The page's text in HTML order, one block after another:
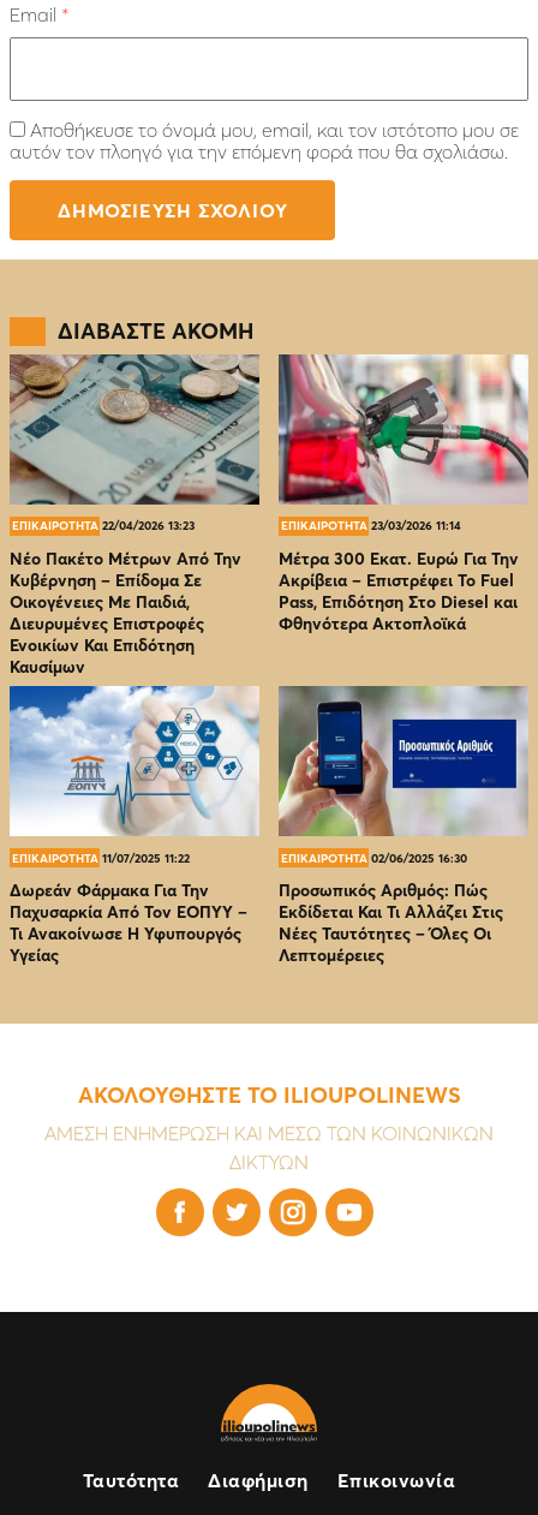
Email *
Αποθήκευσε το όνομά μου, email, και τον ιστότοπο μου σε
αυτόν τον πλοηγό για την επόμενη φορά που θα σχολιάσω.
ΔΙΑΒΑΣΤΕ ΑΚΟΜΗ
ΕΠΙΚΑΙΡΟΤΗΤΑ 22/04/2026 13:23
Νέο Πακέτο Μέτρων Από Την
Κυβέρνηση – Επίδομα Σε
Οικογένειες Με Παιδιά,
Διευρυμένες Επιστροφές
Ενοικίων Και Επιδότηση
Καυσίμων
ΕΠΙΚΑΙΡΟΤΗΤΑ 23/03/2026 11:14
Μέτρα 300 Εκατ. Ευρώ Για Την
Ακρίβεια – Επιστρέφει Το Fuel
Pass, Επιδότηση Στο Diesel και
Φθηνότερα Ακτοπλοϊκά
ΕΠΙΚΑΙΡΟΤΗΤΑ 11/07/2025 11:22
Δωρεάν Φάρμακα Για Την
Παχυσαρκία Από Τον EOΠΥΥ –
Τι Ανακοίνωσε Η Υφυπουργός
Υγείας
ΕΠΙΚΑΙΡΟΤΗΤΑ 02/06/2025 16:30
Προσωπικός Αριθμός: Πώς
Εκδίδεται Και Τι Αλλάζει Στις
Νέες Ταυτότητες – Όλες Οι
Λεπτομέρειες
ΑΚΟΛΟΥΘΗΣΤΕ ΤΟ ILIOUPOLINEWS
ΑΜΕΣΗ ΕΝΗΜΕΡΩΣΗ ΚΑΙ ΜΕΣΩ ΤΩΝ ΚΟΙΝΩΝΙΚΩΝ
ΔΙΚΤΥΩΝ
   
Ταυτότητα Διαφήμιση
Επικοινωνία